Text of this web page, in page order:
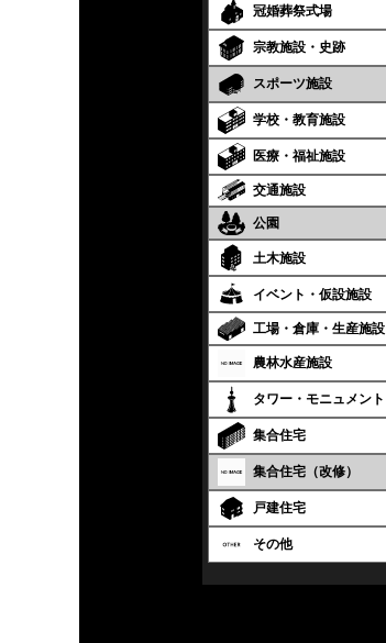
冠婚葬祭式場
宗教施設・史跡
スポーツ施設
学校・教育施設
医療・福祉施設
交通施設
公園
土木施設
イベント・仮設施設
工場・倉庫・生産施設
農林水産施設
タワー・モニュメント
集合住宅
集合住宅（改修）
戸建住宅
その他